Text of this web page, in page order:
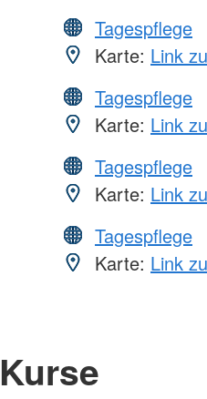
Tagespflege
Karte: Link
Tagespflege
Karte: Link
Tagespflege
Karte: Link
Tagespflege
Karte: Link
Kurse